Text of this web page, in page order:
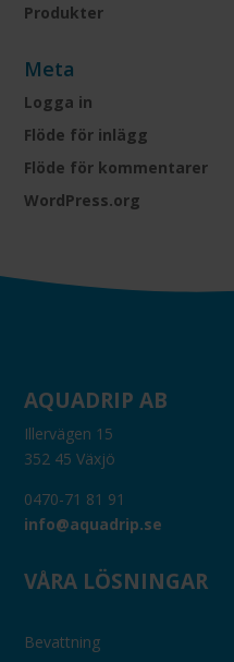
Produkter
Meta
Logga in
Flöde för inlägg
Flöde för kommentarer
WordPress.org
AQUADRIP AB
Illervägen 15
352 45 Växjö
0470-71 81 91
info@aquadrip.se
VÅRA LÖSNINGAR
Bevattning